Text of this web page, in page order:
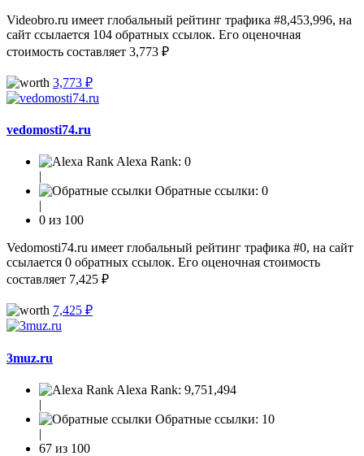
Videobro.ru имеет глобальный рейтинг трафика #8,453,996, на
сайт ссылается 104 обратных ссылок. Его оценочная
стоимость составляет 3,773 ₽
3,773 ₽
vedomosti74.ru
Alexa Rank: 0
|
Обратные ссылки: 0
|
0 из 100
Vedomosti74.ru имеет глобальный рейтинг трафика #0, на сайт
ссылается 0 обратных ссылок. Его оценочная стоимость
составляет 7,425 ₽
7,425 ₽
3muz.ru
Alexa Rank: 9,751,494
|
Обратные ссылки: 10
|
67 из 100